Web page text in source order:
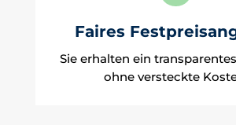
Faires
Sie erhalten ein
ohne versteckte